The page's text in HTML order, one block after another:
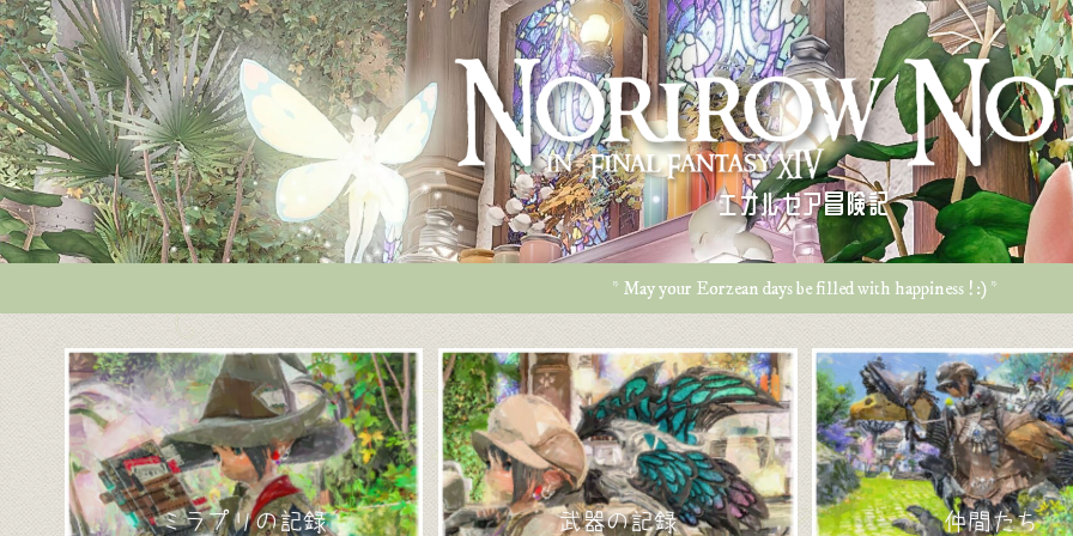
エオルゼア冒険記
* May your Eorzean days be filled with happiness ! :) *
ミラプリの記録 武器の記録 仲間たち